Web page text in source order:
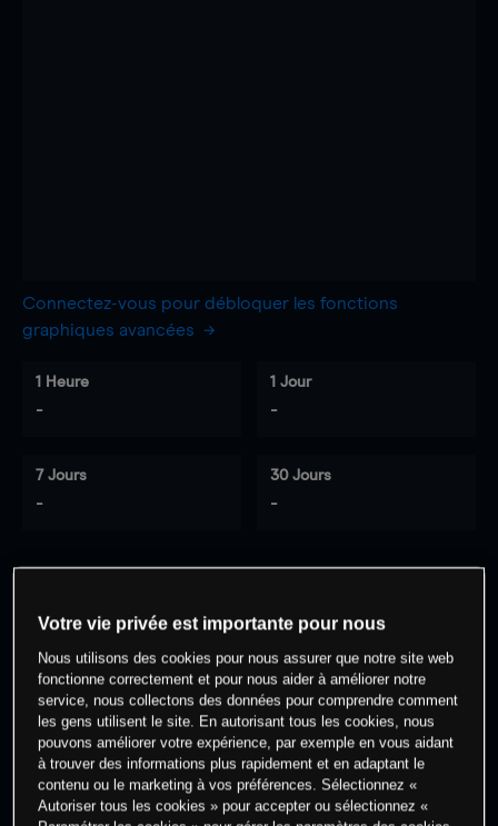
Connectez-vous pour débloquer les fonctions
graphiques avancées
1 Heure
-
1 Jour
-
7 Jours
-
30 Jours
-
cet actif
Commencez à trader
Votre vie privée est importante pour nous
Nous utilisons des cookies pour nous assurer que notre site web
fonctionne correctement et pour nous aider à améliorer notre
service, nous collectons des données pour comprendre comment
les gens utilisent le site. En autorisant tous les cookies, nous
pouvons améliorer votre expérience, par exemple en vous aidant
à trouver des informations plus rapidement et en adaptant le
contenu ou le marketing à vos préférences. Sélectionnez «
Autoriser tous les cookies » pour accepter ou sélectionnez «